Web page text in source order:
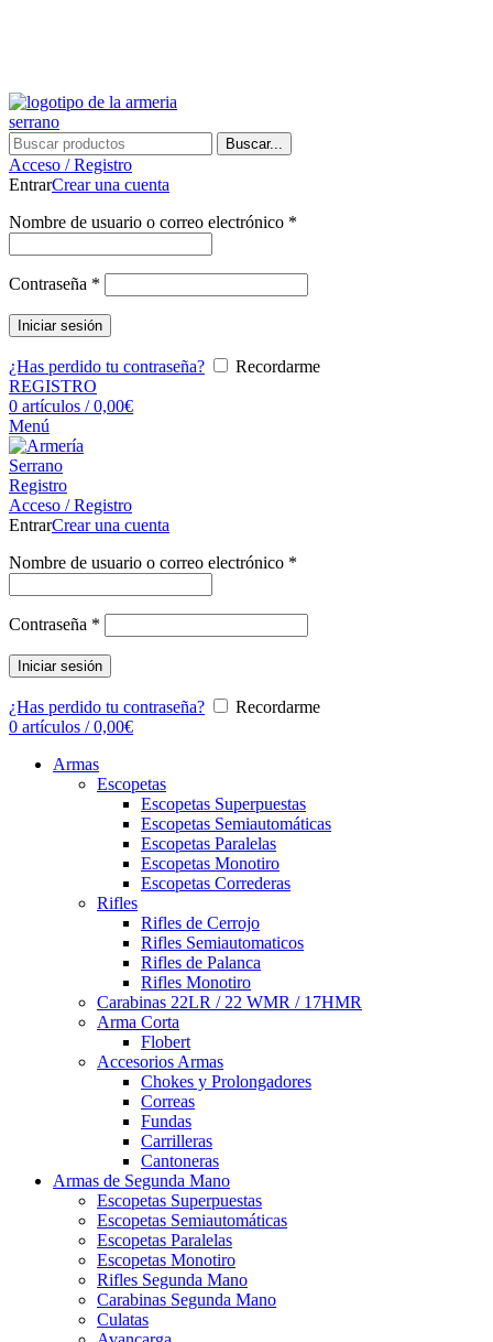
Buscar...
Acceso / Registro
EntrarCrear una cuenta
Nombre de usuario o correo electrónico *
Contraseña *
Iniciar sesión
¿Has perdido tu contraseña?
Recordarme
REGISTRO
0 artículos / 0,00€
Menú
Registro
Acceso / Registro
EntrarCrear una cuenta
Nombre de usuario o correo electrónico *
Contraseña *
Iniciar sesión
¿Has perdido tu contraseña?
Recordarme
0 artículos / 0,00€
Armas
Escopetas
Escopetas Superpuestas
Escopetas Semiautomáticas
Escopetas Paralelas
Escopetas Monotiro
Escopetas Correderas
Rifles
Rifles de Cerrojo
Rifles Semiautomaticos
Rifles de Palanca
Rifles Monotiro
Carabinas 22LR / 22 WMR / 17HMR
Arma Corta
Flobert
Accesorios Armas
Chokes y Prolongadores
Correas
Fundas
Carrilleras
Cantoneras
Armas de Segunda Mano
Escopetas Superpuestas
Escopetas Semiautomáticas
Escopetas Paralelas
Escopetas Monotiro
Rifles Segunda Mano
Carabinas Segunda Mano
Culatas